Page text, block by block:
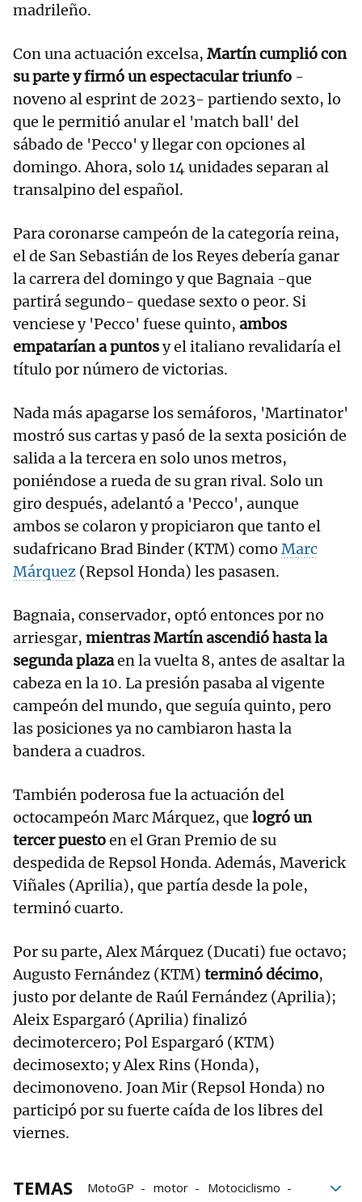
madrileño.
Con una actuación excelsa, Martín cumplió con
su parte y firmó un espectacular triunfo -
noveno al esprint de 2023- partiendo sexto, lo
que le permitió anular el 'match ball' del
sábado de 'Pecco' y llegar con opciones al
domingo. Ahora, solo 14 unidades separan al
transalpino del español.
Para coronarse campeón de la categoría reina,
el de San Sebastián de los Reyes debería ganar
la carrera del domingo y que Bagnaia -que
partirá segundo- quedase sexto o peor. Si
venciese y 'Pecco' fuese quinto, ambos
empatarían a puntosy el italiano revalidaría el
título por número de victorias.
Nada más apagarse los semáforos, 'Martinator'
mostró sus cartas y pasó de la sexta posición de
salida a la tercera en solo unos metros,
poniéndose a rueda de su gran rival. Solo un
giro después, adelantó a 'Pecco', aunque
ambos se colaron y propiciaron que tanto el
sudafricano Brad Binder (KTM) como Marc
Márquez (Repsol Honda) les pasasen.
Bagnaia, conservador, optó entonces por no
arriesgar, mientras Martín ascendió hasta la
segunda plazaen la vuelta 8, antes de asaltar la
cabeza en la 10. La presión pasaba al vigente
campeón del mundo, que seguía quinto, pero
las posiciones ya no cambiaron hasta la
bandera a cuadros.
También poderosa fue la actuación del
octocampeón Marc Márquez, que logró un
tercer puestoen el Gran Premio de su
despedida de Repsol Honda. Además, Maverick
Viñales (Aprilia), que partía desde la pole,
terminó cuarto.
Por su parte, Alex Márquez (Ducati) fue octavo;
Augusto Fernández (KTM) terminó décimo,
justo por delante de Raúl Fernández (Aprilia);
Aleix Espargaró (Aprilia) finalizó
decimotercero; Pol Espargaró (KTM)
decimosexto; y Alex Rins (Honda),
decimonoveno. Joan Mir (Repsol Honda) no
participó por su fuerte caída de los libres del
viernes.
TEMAS MotoGP motor Motociclismo